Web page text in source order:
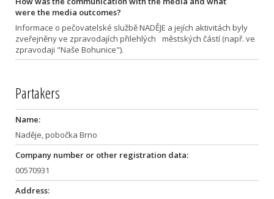
were the media outcomes?
Informace o pečovatelské službě NADĚJE a jejích aktivitách byly
zveřejněny ve zpravodajích přilehlých městských částí (např. ve
zpravodaji "Naše Bohunice").
Partakers
Name:
Naděje, pobočka Brno
Company number or other registration data:
00570931
Address: